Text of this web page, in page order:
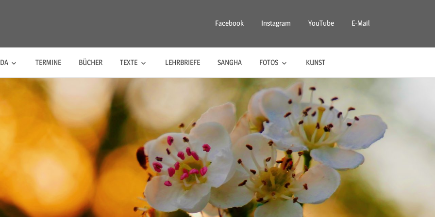
Facebook Instagram YouTube E-Mail
TERMINE BÜCHER TEXTE LEHRBRIEFE SANGHA FOTOS KUNST